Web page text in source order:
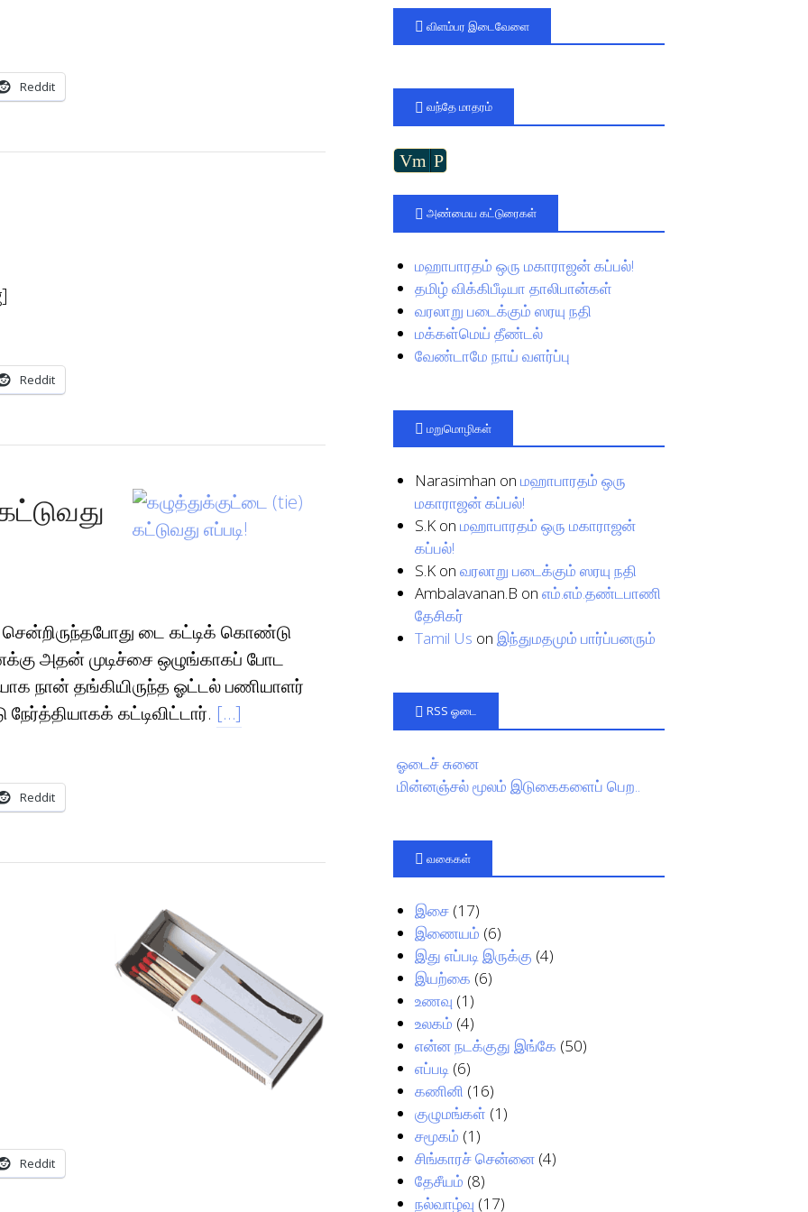
Reddit
Reddit
சென்றிருந்தபோது டை கட்டிக் கொண்டு
அதன் முடிச்சை ஒழுங்காகப் போட
நான் தங்கியிருந்த ஓட்டல் பணியாளர்
கட்டிவிட்டார். […]
Reddit
Reddit
விளம்பர இடைவேளை
வந்தே மாதரம்
Vm P
அண்மைய கட்டுரைகள்
மஹாபாரதம் ஒரு மகாராஜன் கப்பல்!
தமிழ் விக்கிபீடியா தாலிபான்கள்
வரலாறு படைக்கும் ஸரயு நதி
மக்கள்மெய் தீண்டல்
வேண்டாமே நாய் வளர்ப்பு
மறுமொழிகள்
Narasimhan onமஹாபாரதம் ஒரு
மகாராஜன் கப்பல்!
S.K onமஹாபாரதம் ஒரு மகாராஜன்
கப்பல்!
S.K onவரலாறு படைக்கும் ஸரயு நதி
Ambalavanan.B onஎம்.எம்.தண்டபாணி
தேசிகர்
Tamil Us onஇந்துமதமும் பார்ப்பனரும்
RSS ஓடை
ஓடைச் சுனை
மின்னஞ்சல் மூலம் இடுகைகளைப் பெற..
வகைகள்
இசை (17)
இணையம் (6)
இது எப்படி இருக்கு (4)
இயற்கை (6)
உணவு (1)
உலகம் (4)
என்ன நடக்குது இங்கே (50)
எப்படி (6)
கணினி (16)
குழுமங்கள் (1)
சமூகம் (1)
சிங்காரச் சென்னை (4)
தேசீயம் (8)
நல்வாழ்வு (17)